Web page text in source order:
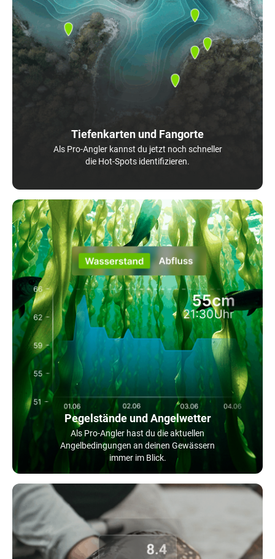
Tiefenkarten und Fangorte
Als Pro-Angler kannst du jetzt noch schneller
die Hot-Spots identifizieren.
Pegelstände und Angelwetter
Als Pro-Angler hast du die aktuellen
Angelbedingungen an deinen Gewässern
immer im Blick.